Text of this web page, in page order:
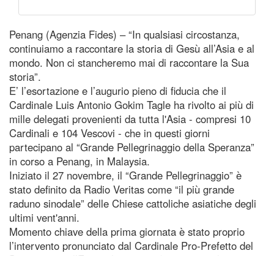
Penang (Agenzia Fides) – “In qualsiasi circostanza,
continuiamo a raccontare la storia di Gesù all’Asia e al
mondo. Non ci stancheremo mai di raccontare la Sua
storia”.
E’ l’esortazione e l’augurio pieno di fiducia che il
Cardinale Luis Antonio Gokim Tagle ha rivolto ai più di
mille delegati provenienti da tutta l'Asia - compresi 10
Cardinali e 104 Vescovi - che in questi giorni
partecipano al “Grande Pellegrinaggio della Speranza”
in corso a Penang, in Malaysia.
Iniziato il 27 novembre, il “Grande Pellegrinaggio” è
stato definito da Radio Veritas come “il più grande
raduno sinodale” delle Chiese cattoliche asiatiche degli
ultimi vent'anni.
Momento chiave della prima giornata è stato proprio
l’intervento pronunciato dal Cardinale Pro-Prefetto del